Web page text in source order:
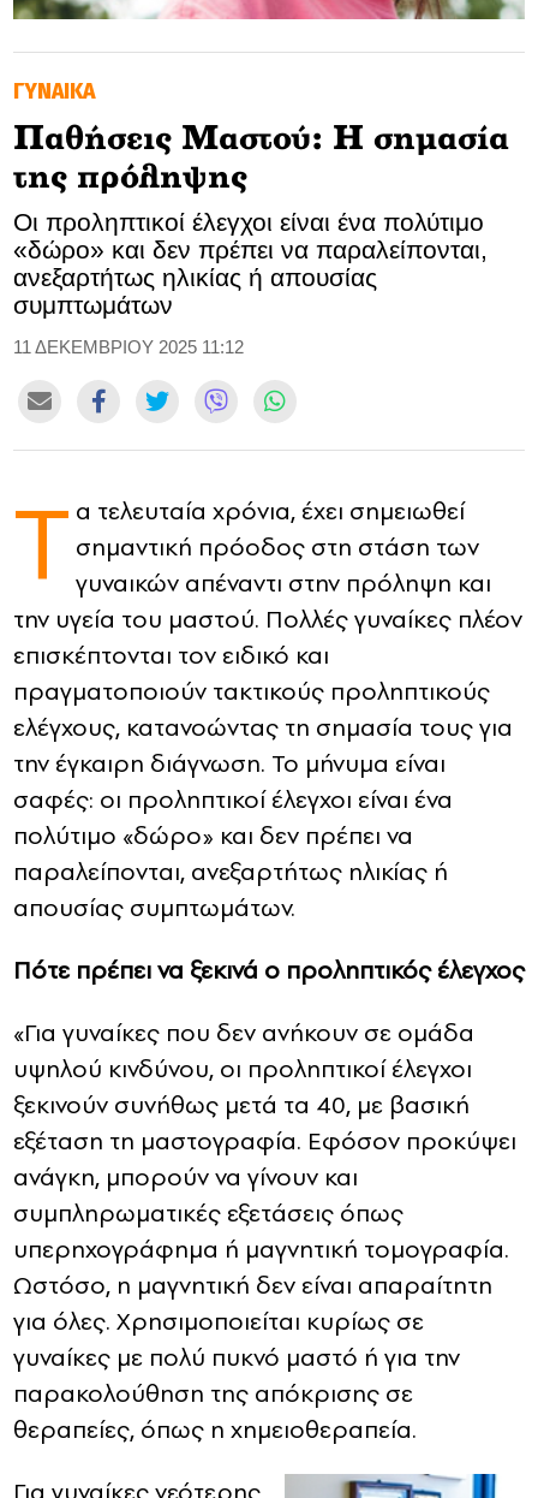
SOOZIE’S FRIENDS
CULTURE
TASTELAND
TECH
HEALTH
CONTACT
ADVERTISE
ΓΥΝΑΙΚΑ
Παθήσεις Μαστού: Η σημασία
της πρόληψης
Οι προληπτικοί έλεγχοι είναι ένα πολύτιμο
«δώρο» και δεν πρέπει να παραλείπονται,
ανεξαρτήτως ηλικίας ή απουσίας
συμπτωμάτων
11 ΔΕΚΕΜΒΡΙΟΥ 2025 11:12
Τ α τελευταία χρόνια, έχει σημειωθεί
σημαντική πρόοδος στη στάση των
γυναικών απέναντι στην πρόληψη και
την υγεία του μαστού. Πολλές γυναίκες πλέον
επισκέπτονται τον ειδικό και
πραγματοποιούν τακτικούς προληπτικούς
ελέγχους, κατανοώντας τη σημασία τους για
την έγκαιρη διάγνωση. Το μήνυμα είναι
σαφές: οι προληπτικοί έλεγχοι είναι ένα
πολύτιμο «δώρο» και δεν πρέπει να
παραλείπονται, ανεξαρτήτως ηλικίας ή
απουσίας συμπτωμάτων.
Πότε πρέπει να ξεκινά ο προληπτικός έλεγχος
«Για γυναίκες που δεν ανήκουν σε ομάδα
υψηλού κινδύνου, οι προληπτικοί έλεγχοι
ξεκινούν συνήθως μετά τα 40, με βασική
εξέταση τη μαστογραφία. Εφόσον προκύψει
ανάγκη, μπορούν να γίνουν και
συμπληρωματικές εξετάσεις όπως
υπερηχογράφημα ή μαγνητική τομογραφία.
Ωστόσο, η μαγνητική δεν είναι απαραίτητη
για όλες. Χρησιμοποιείται κυρίως σε
γυναίκες με πολύ πυκνό μαστό ή για την
παρακολούθηση της απόκρισης σε
θεραπείες, όπως η χημειοθεραπεία.